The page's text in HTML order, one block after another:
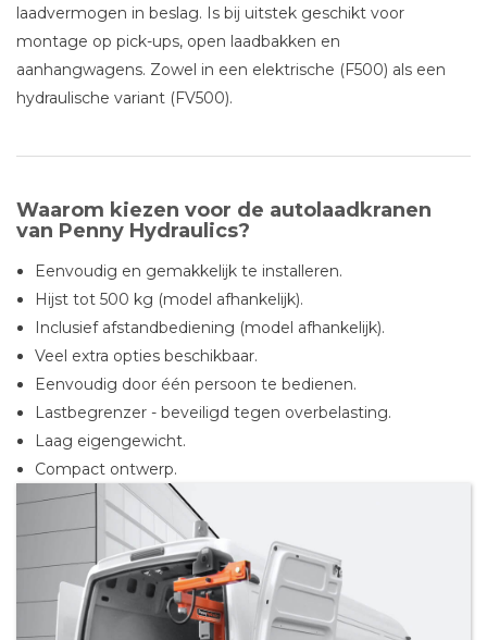
laadvermogen in beslag. Is bij uitstek geschikt voor
montage op pick-ups, open laadbakken en
aanhangwagens. Zowel in een elektrische (F500) als een
hydraulische variant (FV500).
Waarom kiezen voor de autolaadkranen
van Penny Hydraulics?
Eenvoudig en gemakkelijk te installeren.
Hijst tot 500 kg (model afhankelijk).
Inclusief afstandbediening (model afhankelijk).
Veel extra opties beschikbaar.
Eenvoudig door één persoon te bedienen.
Lastbegrenzer - beveiligd tegen overbelasting.
Laag eigengewicht.
Compact ontwerp.